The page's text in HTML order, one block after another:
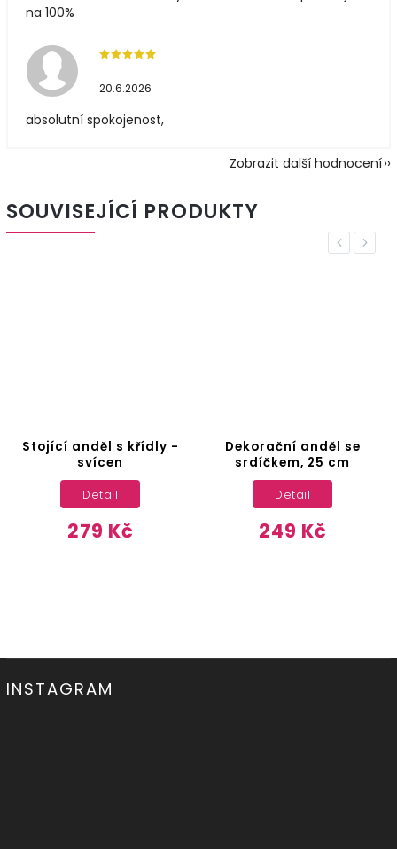
na 100%
20.6.2026
absolutní spokojenost,
Zobrazit další hodnocení
SOUVISEJÍCÍ PRODUKTY
Previous
Stojící anděl s křídly -
svícen
279 Kč
Detail
Dekorační anděl se
srdíčkem, 25 cm
249 Kč
Detail
Next
INSTAGRAM